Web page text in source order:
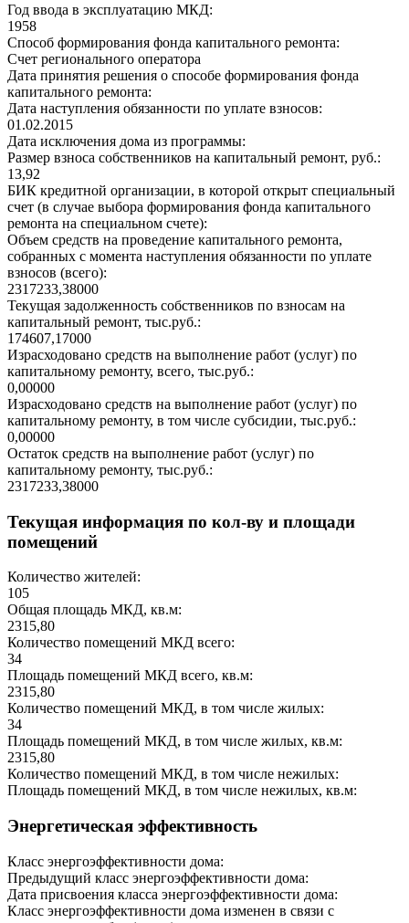
Год ввода в эксплуатацию МКД:
1958
Способ формирования фонда капитального ремонта:
Счет регионального оператора
Дата принятия решения о способе формирования фонда
капитального ремонта:
Дата наступления обязанности по уплате взносов:
01.02.2015
Дата исключения дома из программы:
Размер взноса собственников на капитальный ремонт, руб.:
13,92
БИК кредитной организации, в которой открыт специальный
счет (в случае выбора формирования фонда капитального
ремонта на специальном счете):
Объем средств на проведение капитального ремонта,
собранных с момента наступления обязанности по уплате
взносов (всего):
2317233,38000
Текущая задолженность собственников по взносам на
капитальный ремонт, тыс.руб.:
174607,17000
Израсходовано средств на выполнение работ (услуг) по
капитальному ремонту, всего, тыс.руб.:
0,00000
Израсходовано средств на выполнение работ (услуг) по
капитальному ремонту, в том числе субсидии, тыс.руб.:
0,00000
Остаток средств на выполнение работ (услуг) по
капитальному ремонту, тыс.руб.:
2317233,38000
Текущая информация по кол-ву и площади
помещений
Количество жителей:
105
Общая площадь МКД, кв.м:
2315,80
Количество помещений МКД всего:
34
Площадь помещений МКД всего, кв.м:
2315,80
Количество помещений МКД, в том числе жилых:
34
Площадь помещений МКД, в том числе жилых, кв.м:
2315,80
Количество помещений МКД, в том числе нежилых:
Площадь помещений МКД, в том числе нежилых, кв.м:
Энергетическая эффективность
Класс энергоэффективности дома:
Предыдущий класс энергоэффективности дома:
Дата присвоения класса энергоэффективности дома:
Класс энергоэффективности дома изменен в связи с